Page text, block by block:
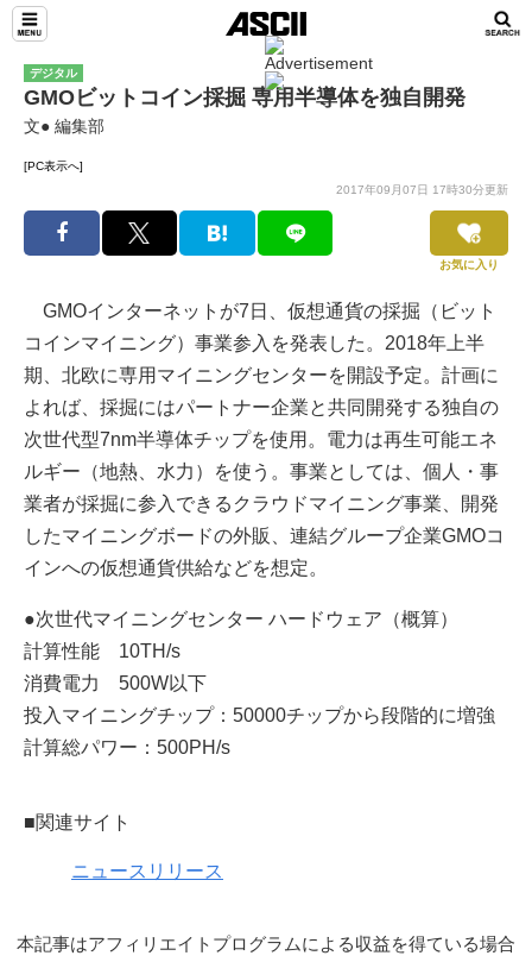
デジタル
GMOビットコイン採掘 専用半導体を独自開発
文● 編集部
[PC表示へ]
2017年09月07日 17時30分更新
お気に入り
GMOインターネットが7日、仮想通貨の採掘（ビット
コインマイニング）事業参入を発表した。2018年上半
期、北欧に専用マイニングセンターを開設予定。計画に
よれば、採掘にはパートナー企業と共同開発する独自の
次世代型7nm半導体チップを使用。電力は再生可能エネ
ルギー（地熱、水力）を使う。事業としては、個人・事
業者が採掘に参入できるクラウドマイニング事業、開発
したマイニングボードの外販、連結グループ企業GMOコ
インへの仮想通貨供給などを想定。
●次世代マイニングセンター ハードウェア（概算）
計算性能 10TH/s
消費電力 500W以下
投入マイニングチップ：50000チップから段階的に増強
計算総パワー：500PH/s
■関連サイト
ニュースリリース
本記事はアフィリエイトプログラムによる収益を得ている場合